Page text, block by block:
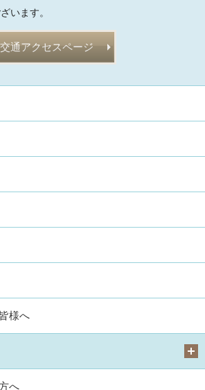
います。
交通アクセスページ
様へ
へ